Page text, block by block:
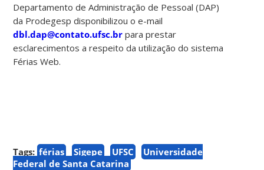
Departamento de Administração de Pessoal (DAP)
da Prodegesp disponibilizou o e-mail
dbl.dap@contato.ufsc.br para prestar
esclarecimentos a respeito da utilização do sistema
Férias Web.
Tags: férias Sigepe UFSC
Universidade
Federal de Santa Catarina